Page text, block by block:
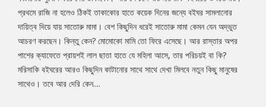
প্রথমে রাজি না হলেও ঠিকই তাকাকোর হাতে কয়েক দিনের জন্যে বইঘর সামলানোর
দায়িত্ব দিয়ে যায় সাতোরু মামা। বেশ কিছুদিন ধরেই সাতোরু মামা কেমন যেন অদ্ভুত
আচরণ করছেন। কিন্তু কেন? মোমোকো মামি তো ফিরে এসেছে। আর রাস্তার অপর
পাশের ক্যাফেতে প্রায়শই লাল ছাতা হাতে যে মহিলা আসে, তার পরিচয়ই বা কি?
মরিসাকি বইঘরের আরও কিছুদিন কাটানোর সাথে সাথে দেখা মিলবে নতুন কিছু মানুষের
সাথেও। তবে আর দেরি কেন....